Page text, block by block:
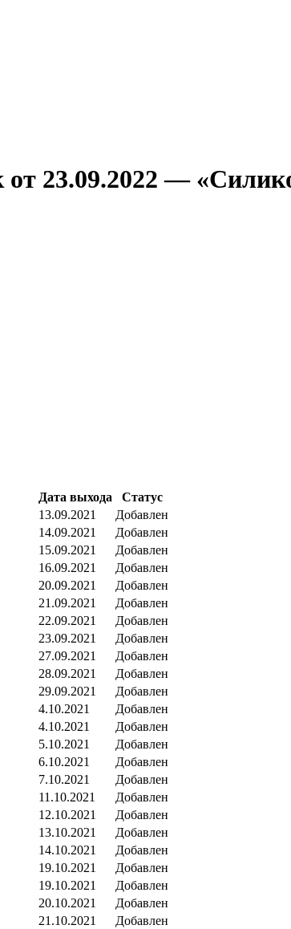
23.09.2022 —
Дата выхода
Статус
13.09.2021
Добавлен
14.09.2021
Добавлен
15.09.2021
Добавлен
16.09.2021
Добавлен
20.09.2021
Добавлен
21.09.2021
Добавлен
22.09.2021
Добавлен
23.09.2021
Добавлен
27.09.2021
Добавлен
28.09.2021
Добавлен
29.09.2021
Добавлен
4.10.2021
Добавлен
4.10.2021
Добавлен
5.10.2021
Добавлен
6.10.2021
Добавлен
7.10.2021
Добавлен
11.10.2021
Добавлен
12.10.2021
Добавлен
13.10.2021
Добавлен
14.10.2021
Добавлен
19.10.2021
Добавлен
19.10.2021
Добавлен
20.10.2021
Добавлен
21.10.2021
Добавлен